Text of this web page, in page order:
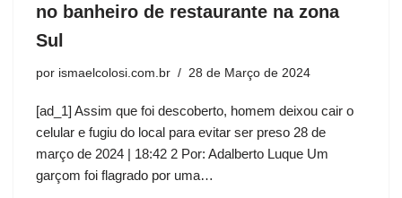
no banheiro de restaurante na zona
Sul
por ismaelcolosi.com.br 28 de Março de 2024
[ad_1] Assim que foi descoberto, homem deixou cair o
celular e fugiu do local para evitar ser preso 28 de
março de 2024 | 18:42 2 Por: Adalberto Luque Um
garçom foi flagrado por uma…